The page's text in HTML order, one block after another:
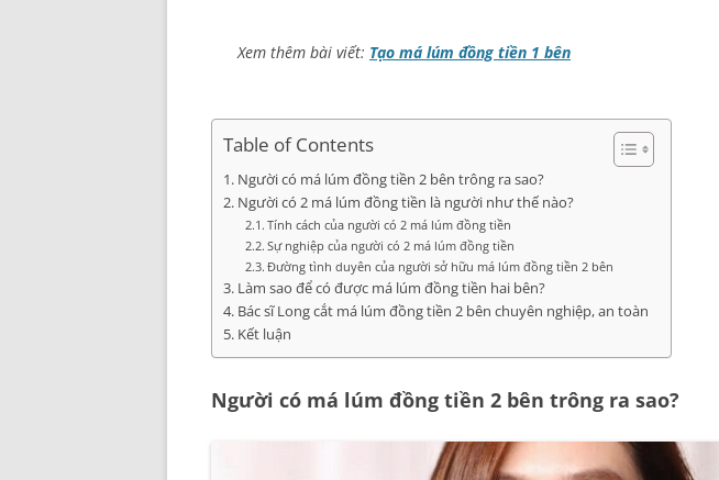
Xem thêm bài viết: Tạo má lúm đồng tiền 1 bên
Table of Contents
Người có má lúm đồng tiền 2 bên trông ra sao?
Người có 2 má lúm đồng tiền là người như thế nào?
Tính cách của người có 2 má lúm đồng tiền
Sự nghiệp của người có 2 má lúm đồng tiền
Đường tình duyên của người sở hữu má lúm đồng tiền 2 bên
Làm sao để có được má lúm đồng tiền hai bên?
Bác sĩ Long cắt má lúm đồng tiền 2 bên chuyên nghiệp, an toàn
Kết luận
Người có má lúm đồng tiền 2 bên trông ra sao?